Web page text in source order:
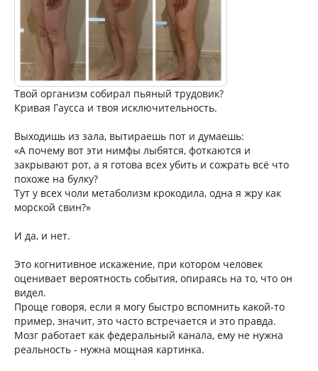
Твой организм собирал пьяный трудовик?
Кривая Гаусса и твоя исключительность.
Выходишь из зала, вытираешь пот и думаешь:
«А почему вот эти нимфы лыбятся, фоткаются и
закрывают рот, а я готова всех убить и сожрать всё что
похоже на булку?
Тут у всех чоли метаболизм крокодила, одна я жру как
морской свин?»
И да, и нет.
Это когнитивное искажение, при котором человек
оценивает вероятность события, опираясь на то, что он
видел.
Проще говоря, если я могу быстро вспомнить какой-то
пример, значит, это часто встречается и это правда.
Мозг работает как федеральный канала, ему не нужна
реальность - нужна мощная картинка.